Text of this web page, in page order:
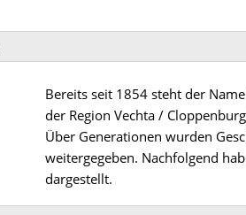
Bereits seit 1854 steht der
der Region Vechta /
Über Generationen wurden
weitergegeben. Nachfolgend
dargestellt.